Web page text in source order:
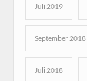
Juli 2019
September 2018
Juli 2018